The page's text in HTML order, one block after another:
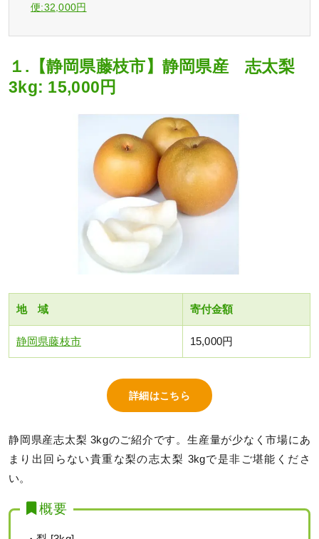
便:32,000円
１.【静岡県藤枝市】静岡県産 志太梨
3kg: 15,000円
地 域 寄付金額
静岡県藤枝市 15,000円
詳細はこちら
静岡県産志太梨 3kgのご紹介です。生産量が少なく市場にあ
まり出回らない貴重な梨の志太梨 3kgで是非ご堪能くださ
い。
概要